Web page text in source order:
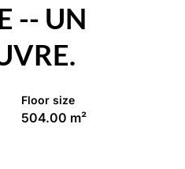
-- UN
Floor size
504.00 m²